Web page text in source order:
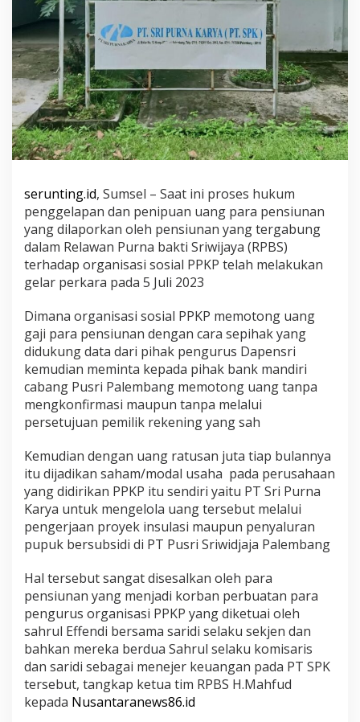
a
p
a
U
a
n
g
P
e
i
u
a
n
P
u
r
i
,
P
T
S
P
K
y
n
g
D
i
d
i
r
a
n
P
P
K
P
R
a
u
serunting.id, Sumsel – Saat ini proses hukum
penggelapan dan penipuan uang para pensiunan
yang dilaporkan oleh pensiunan yang tergabung
dalam Relawan Purna bakti Sriwijaya (RPBS)
terhadap organisasi sosial PPKP telah melakukan
gelar perkara pada 5 Juli 2023
Dimana organisasi sosial PPKP memotong uang
gaji para pensiunan dengan cara sepihak yang
didukung data dari pihak pengurus Dapensri
kemudian meminta kepada pihak bank mandiri
cabang Pusri Palembang memotong uang tanpa
mengkonfirmasi maupun tanpa melalui
persetujuan pemilik rekening yang sah
Kemudian dengan uang ratusan juta tiap bulannya
itu dijadikan saham/modal usaha pada perusahaan
yang didirikan PPKP itu sendiri yaitu PT Sri Purna
Karya untuk mengelola uang tersebut melalui
pengerjaan proyek insulasi maupun penyaluran
pupuk bersubsidi di PT Pusri Sriwidjaja Palembang
Hal tersebut sangat disesalkan oleh para
pensiunan yang menjadi korban perbuatan para
pengurus organisasi PPKP yang diketuai oleh
sahrul Effendi bersama saridi selaku sekjen dan
bahkan mereka berdua Sahrul selaku komisaris
dan saridi sebagai menejer keuangan pada PT SPK
tersebut, tangkap ketua tim RPBS H.Mahfud
kepada Nusantaranews86.id